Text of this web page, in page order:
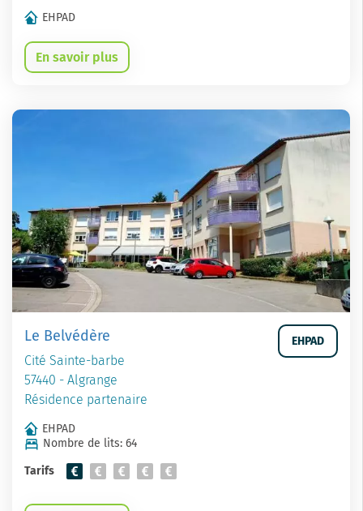
EHPAD
En savoir plus
Le Belvédère
Cité Sainte-barbe
57440 - Algrange
Résidence partenaire
EHPAD
EHPAD
Nombre de lits: 64
Tarifs